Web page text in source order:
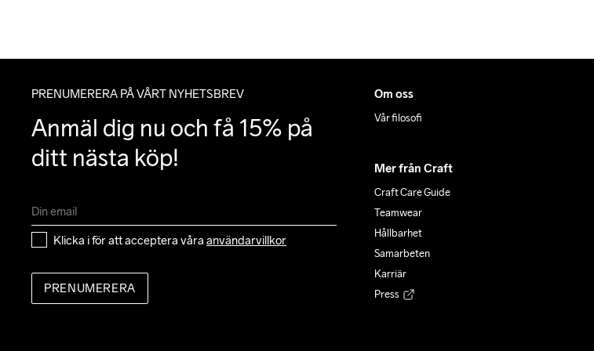
PRENUMERERA PÅ VÅRT NYHETSBREV
Anmäl dig nu och få 15% på
ditt nästa köp!
Klicka i för att acceptera våra användarvillkor
PRENUMERERA
Om oss
Vår filosofi
Mer från Craft
Craft Care Guide
Teamwear
Hållbarhet
Samarbeten
Karriär
Press